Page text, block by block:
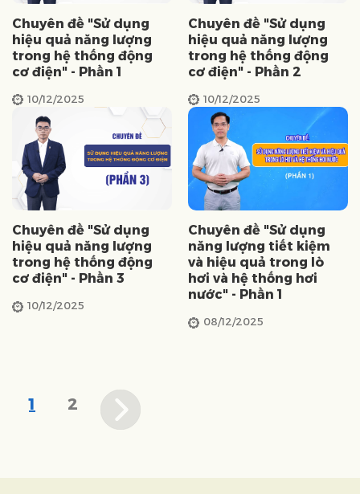
Chuyên đề "Sử dụng
hiệu quả năng lượng
trong hệ thống động
cơ điện" - Phần 1
10/12/2025
Chuyên đề "Sử dụng
hiệu quả năng lượng
trong hệ thống động
cơ điện" - Phần 2
10/12/2025
Chuyên đề "Sử dụng
hiệu quả năng lượng
trong hệ thống động
cơ điện" - Phần 3
10/12/2025
Chuyên đề "Sử dụng
năng lượng tiết kiệm
và hiệu quả trong lò
hơi và hệ thống hơi
nước" - Phần 1
08/12/2025
1 2